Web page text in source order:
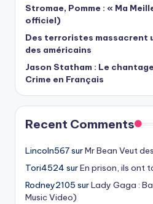
Stromae, Pomme : « Ma
officiel)
Des terroristes massacrent
des américains
Jason Statham : Le
Crime en Français
Recent Comments
Lincoln567surMr Bean Veut
Tori4524 surEn prison, ils ont
Rodney2105 surLady Gaga :
Music Video)